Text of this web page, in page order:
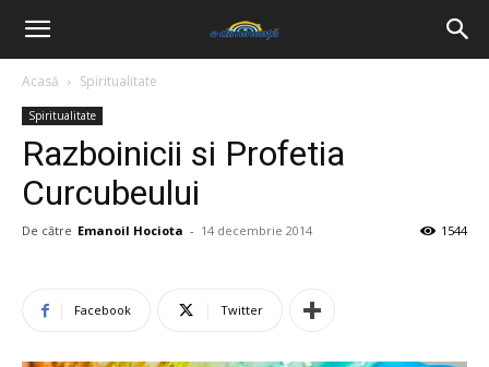
Acasă Spiritualitate
Spiritualitate
Razboinicii si Profetia
Curcubeului
De către Emanoil Hociota - 14 decembrie 2014 1544
Facebook Twitter